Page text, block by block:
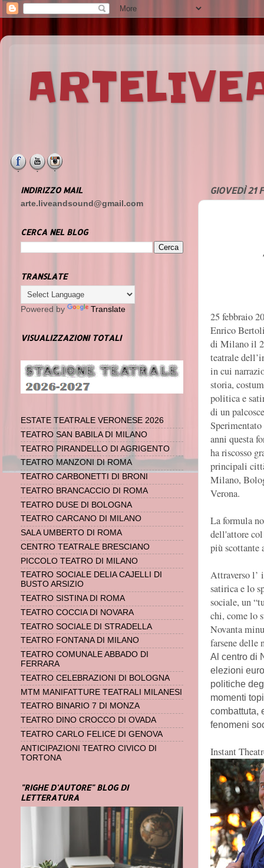
GIOVEDÌ 21
25 febbraio
Enrico
di Milano il
teatrale
in cui
storia,
politica e
di un
anni questa
ha riscosso
principali
Milano,
Verona.
La formula
dell'attore
più scottante
Attraverso l’
satirica e lo
sociale, un
chi, come lo
Novanta
farsene delle
Al centro di
elezioni
politiche
momenti
combattuta,
fenomeni
Instant
INDIRIZZO MAIL
arte.liveandsound@gmail.com
CERCA NEL BLOG
TRANSLATE
Powered by Translate
VISUALIZZAZIONI TOTALI
ESTATE TEATRALE VERONESE 2026
TEATRO SAN BABILA DI MILANO
TEATRO PIRANDELLO DI AGRIGENTO
TEATRO MANZONI DI ROMA
TEATRO CARBONETTI DI BRONI
TEATRO BRANCACCIO DI ROMA
TEATRO DUSE DI BOLOGNA
TEATRO CARCANO DI MILANO
SALA UMBERTO DI ROMA
CENTRO TEATRALE BRESCIANO
PICCOLO TEATRO DI MILANO
TEATRO SOCIALE DELIA CAJELLI DI
BUSTO ARSIZIO
TEATRO SISTINA DI ROMA
TEATRO COCCIA DI NOVARA
TEATRO SOCIALE DI STRADELLA
TEATRO FONTANA DI MILANO
TEATRO COMUNALE ABBADO DI
FERRARA
TEATRO CELEBRAZIONI DI BOLOGNA
MTM MANIFATTURE TEATRALI MILANESI
TEATRO BINARIO 7 DI MONZA
TEATRO DINO CROCCO DI OVADA
TEATRO CARLO FELICE DI GENOVA
ANTICIPAZIONI TEATRO CIVICO DI
TORTONA
"RIGHE D'AUTORE" BLOG DI
LETTERATURA